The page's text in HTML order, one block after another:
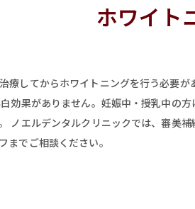
ホワイト
療してからホワイトニングを行う必要
効果がありません。妊娠中・授乳中の
ノエルデンタルクリニックでは、審美
までご相談ください。